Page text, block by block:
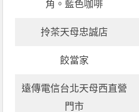
角。藍色咖啡
拎茶天母忠誠店
餃當家
遠傳電信台北天母西直營
門市